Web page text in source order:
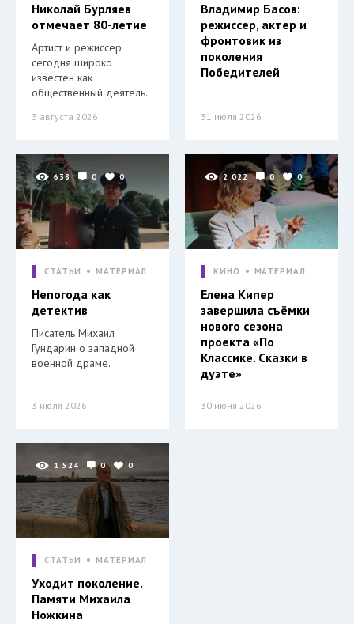
Николай Бурляев
отмечает 80-летие
Артист и режиссер
сегодня широко
известен как
общественный деятель.
3 августа 2026
Владимир Басов:
режиссер, актер и
фронтовик из
поколения
Победителей
31 июля 2026
638 0 0
СТАТЬИ МАТЕРИАЛ
Непогода как
детектив
Писатель Михаил
Гундарин о западной
военной драме.
3 июля 2026
2 022 0 0
КИНО МАТЕРИАЛ
Елена Кипер
завершила съёмки
нового сезона
проекта «По
Классике. Сказки в
дуэте»
30 июня 2026
1 524 0 0
СТАТЬИ МАТЕРИАЛ
Уходит поколение.
Памяти Михаила
Ножкина